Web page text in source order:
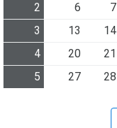
2
6 7
3
13 14
4
20 21
5
27 28